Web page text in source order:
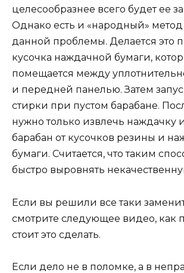
целесообразнее всего будет ее
Однако есть и «народный»
данной проблемы. Делается это
кусочка наждачной бумаги,
помещается между
и передней панелью. Затем
стирки при пустом барабане.
нужно только извлечь наждачку
барабан от кусочков резины и
бумаги. Считается, что таким
быстро выровнять
Если вы решили все таки
смотрите следующее видео, как
стоит это сделать.
Если дело не в поломке, а в